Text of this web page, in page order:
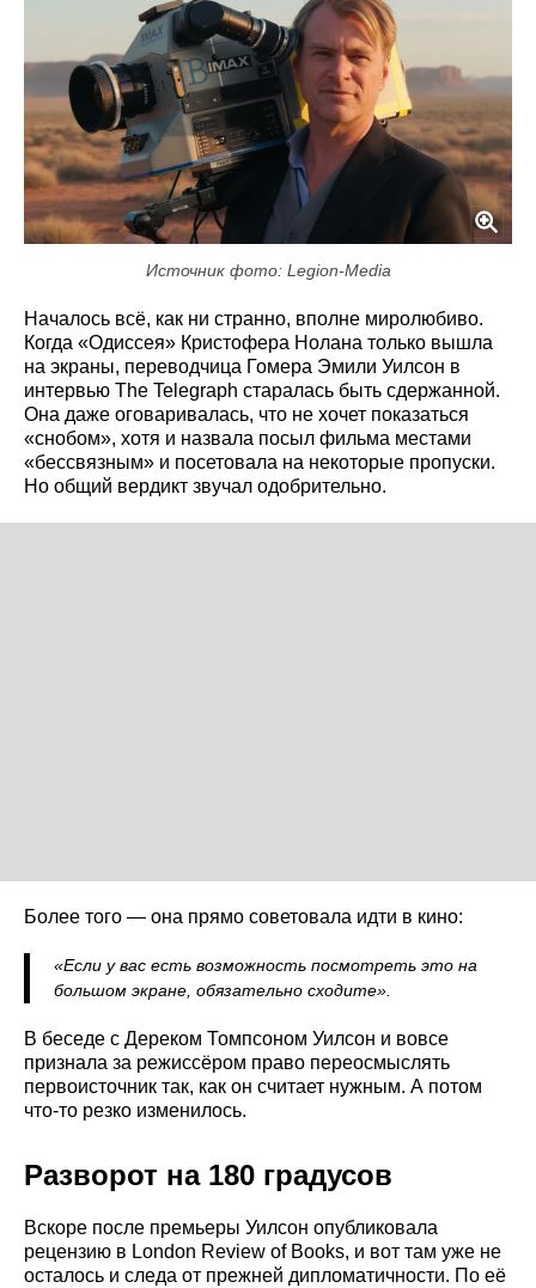
Источник фото: Legion-Media
Началось всё, как ни странно, вполне миролюбиво.
Когда «Одиссея» Кристофера Нолана только вышла
на экраны, переводчица Гомера Эмили Уилсон в
интервью The Telegraph старалась быть сдержанной.
Она даже оговаривалась, что не хочет показаться
«снобом», хотя и назвала посыл фильма местами
«бессвязным» и посетовала на некоторые пропуски.
Но общий вердикт звучал одобрительно.
Более того — она прямо советовала идти в кино:
«Если у вас есть возможность посмотреть это на
большом экране, обязательно сходите».
В беседе с Дереком Томпсоном Уилсон и вовсе
признала за режиссёром право переосмыслять
первоисточник так, как он считает нужным. А потом
что-то резко изменилось.
Разворот на 180 градусов
Вскоре после премьеры Уилсон опубликовала
рецензию в London Review of Books, и вот там уже не
осталось и следа от прежней дипломатичности. По её